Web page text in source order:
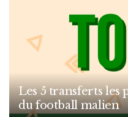
Les 5 transferts les
du football malien